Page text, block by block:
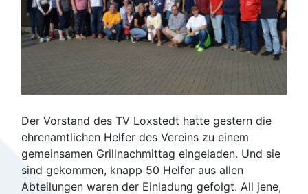
Der Vorstand des TV Loxstedt hatte gestern die
ehrenamtlichen Helfer des Vereins zu einem
gemeinsamen Grillnachmittag eingeladen. Und sie
sind gekommen, knapp 50 Helfer aus allen
Abteilungen waren der Einladung gefolgt. All jene,